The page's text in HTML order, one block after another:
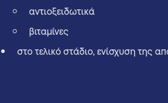
αντιοξειδωτικά
βιταμίνες
στο τελικό στάδιο, ενίσχυση της